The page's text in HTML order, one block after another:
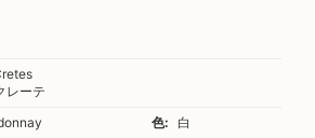
レーテ
色:
白